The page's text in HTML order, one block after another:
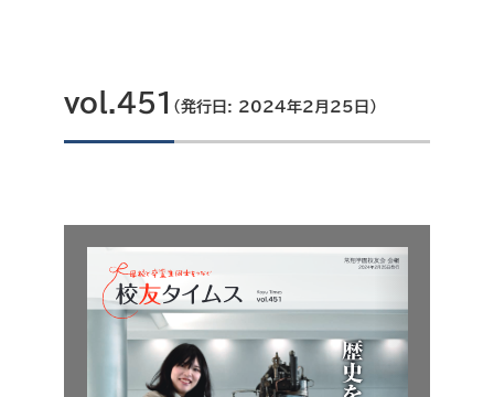
vol.451 （発行日: 2024年2月25日）